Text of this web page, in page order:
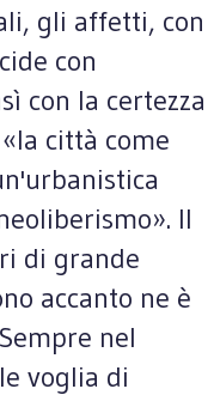
gli affetti, con
con
con la certezza
città come
Il
di grande
accanto ne è
nel
voglia di